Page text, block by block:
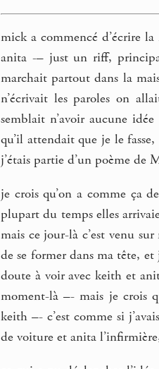
mick a commencé d’écrire
anita -– just un riff,
marchait partout dans la
n’écrivait les paroles on
semblait n’avoir aucune
qu’il attendait que je le
j’étais partie d’un poème de
je crois qu’on a comme ça
plupart du temps elles
mais ce jour-là c’est venu
de se former dans ma tête, et
doute à voir avec keith et
moment-là –- mais je crois
keith –- c’est comme si
de voiture et anita